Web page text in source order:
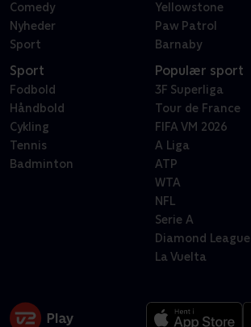
Comedy
Nyheder
Sport
Yellowstone
Paw Patrol
Barnaby
Sport
Fodbold
Håndbold
Cykling
Tennis
Badminton
Populær sport
3F Superliga
Tour de France
FIFA VM 2026
A Liga
ATP
WTA
NFL
Serie A
Diamond League
La Vuelta